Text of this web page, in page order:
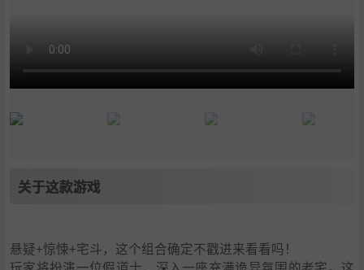
关于这款游戏
悬疑+惊悚+宅斗，这个组合确定不戳进来看看吗！